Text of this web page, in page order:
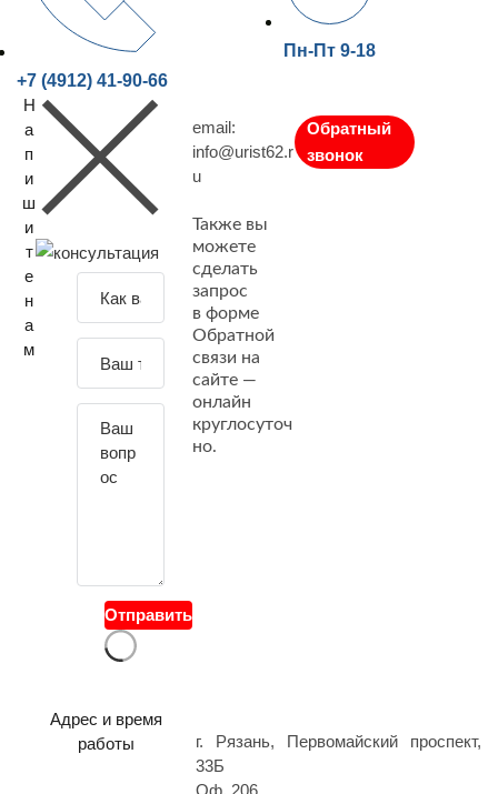
+7 (4912) 41-90-66
Пн-Пт 9-18
Н
а
п
и
ш
и
т
е
н
а
м
с
Отправить
email:
info@urist62.r
u
Также вы
можете
сделать
запрос
в форме
Обратной
связи на
сайте —
онлайн
круглосуточ
но.
Обратный
звонок
Адрес и время
работы
г. Рязань, Первомайский проспект,
33Б